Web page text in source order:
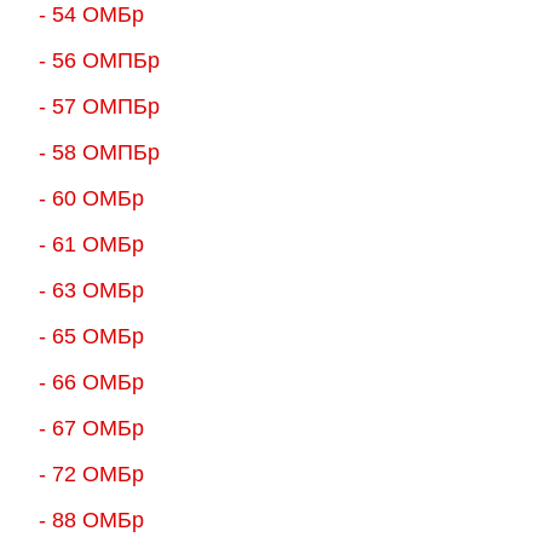
- 54 ОМБр
- 56 ОМПБр
- 57 ОМПБр
- 58 ОМПБр
- 60 ОМБр
- 61 ОМБр
- 63 ОМБр
- 65 ОМБр
- 66 ОМБр
- 67 ОМБр
- 72 ОМБр
- 88 ОМБр